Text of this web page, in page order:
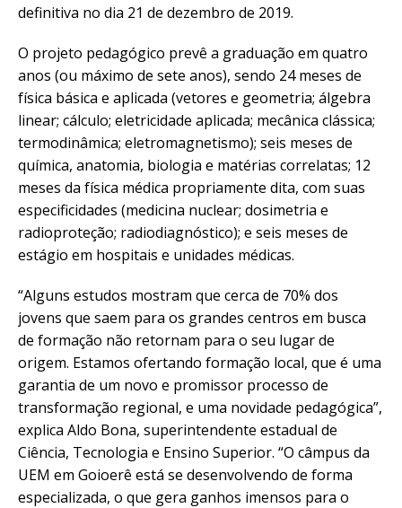
definitiva no dia 21 de dezembro de 2019.
O projeto pedagógico prevê a graduação em quatro
anos (ou máximo de sete anos), sendo 24 meses de
física básica e aplicada (vetores e geometria; álgebra
linear; cálculo; eletricidade aplicada; mecânica clássica;
termodinâmica; eletromagnetismo); seis meses de
química, anatomia, biologia e matérias correlatas; 12
meses da física médica propriamente dita, com suas
especificidades (medicina nuclear; dosimetria e
radioproteção; radiodiagnóstico); e seis meses de
estágio em hospitais e unidades médicas.
“Alguns estudos mostram que cerca de 70% dos
jovens que saem para os grandes centros em busca
de formação não retornam para o seu lugar de
origem. Estamos ofertando formação local, que é uma
garantia de um novo e promissor processo de
transformação regional, e uma novidade pedagógica”,
explica Aldo Bona, superintendente estadual de
Ciência, Tecnologia e Ensino Superior. “O câmpus da
UEM em Goioerê está se desenvolvendo de forma
especializada, o que gera ganhos imensos para o